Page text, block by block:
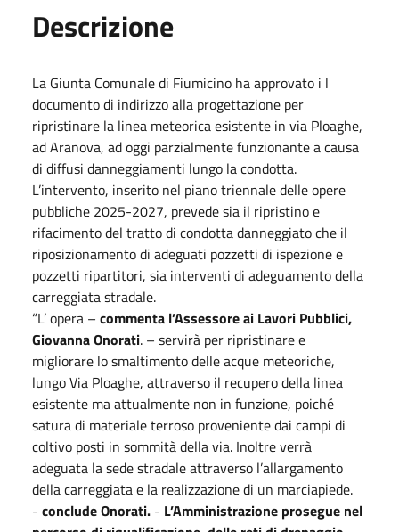
Descrizione
La Giunta Comunale di Fiumicino ha approvato i l
documento di indirizzo alla progettazione per
ripristinare la linea meteorica esistente in via Ploaghe,
ad Aranova, ad oggi parzialmente funzionante a causa
di diffusi danneggiamenti lungo la condotta.
L’intervento, inserito nel piano triennale delle opere
pubbliche 2025-2027, prevede sia il ripristino e
rifacimento del tratto di condotta danneggiato che il
riposizionamento di adeguati pozzetti di ispezione e
pozzetti ripartitori, sia interventi di adeguamento della
carreggiata stradale.
“L’ opera – commenta l’Assessore ai Lavori Pubblici,
Giovanna Onorati. – servirà per ripristinare e
migliorare lo smaltimento delle acque meteoriche,
lungo Via Ploaghe, attraverso il recupero della linea
esistente ma attualmente non in funzione, poiché
satura di materiale terroso proveniente dai campi di
coltivo posti in sommità della via. Inoltre verrà
adeguata la sede stradale attraverso l’allargamento
della carreggiata e la realizzazione di un marciapiede.
- conclude Onorati. - L’Amministrazione prosegue nel